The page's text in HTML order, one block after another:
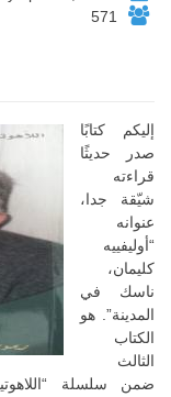
571
إليكم كتابًا
صدر حديثًا
قراءته
شيّقة جدا،
عنوانه
“أوليفييه
كليمان،
ناسك في
المدينة”. هو
الكتاب
الثالث
ضمن سلسلة